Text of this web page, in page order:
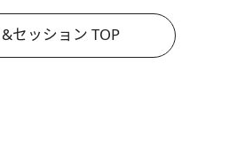
セッション TOP